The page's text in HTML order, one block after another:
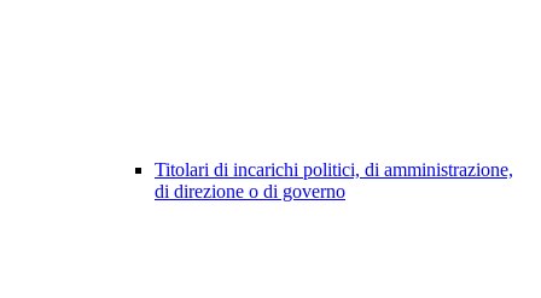
Titolari di incarichi politici, di amministrazione,
di direzione o di governo